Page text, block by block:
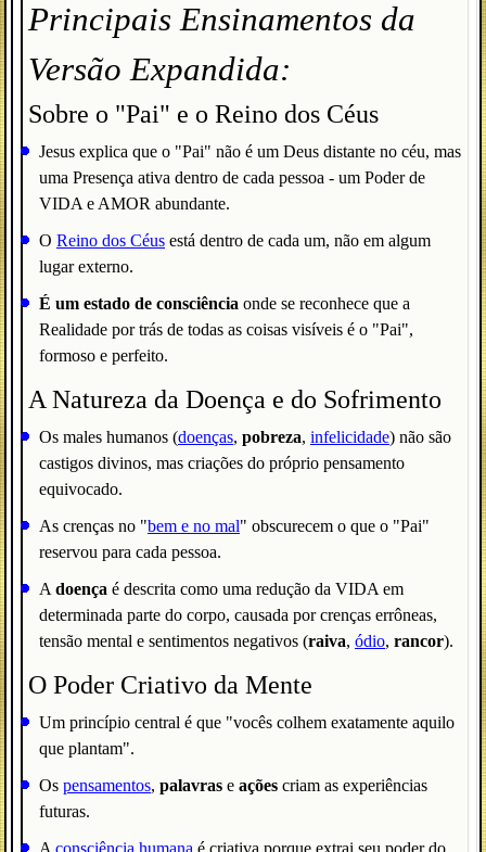
Principais Ensinamentos da
Versão Expandida:
Sobre o "Pai" e o Reino dos Céus
Jesus explica que o "Pai" não é um Deus distante no céu, mas
uma Presença ativa dentro de cada pessoa - um Poder de
VIDA e AMOR abundante.
O Reino dos Céus está dentro de cada um, não em algum
lugar externo.
É um estado de consciência onde se reconhece que a
Realidade por trás de todas as coisas visíveis é o "Pai",
formoso e perfeito.
A Natureza da Doença e do Sofrimento
Os males humanos (doenças, pobreza, infelicidade) não são
castigos divinos, mas criações do próprio pensamento
equivocado.
As crenças no "bem e no mal" obscurecem o que o "Pai"
reservou para cada pessoa.
A doença é descrita como uma redução da VIDA em
determinada parte do corpo, causada por crenças errôneas,
tensão mental e sentimentos negativos (raiva, ódio, rancor).
O Poder Criativo da Mente
Um princípio central é que "vocês colhem exatamente aquilo
que plantam".
Os pensamentos, palavras e ações criam as experiências
futuras.
A consciência humana é criativa porque extrai seu poder do